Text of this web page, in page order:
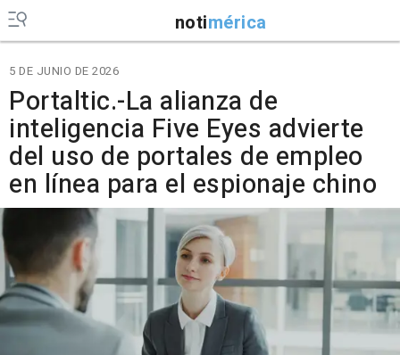
notimérica
5 DE JUNIO DE 2026
Portaltic.-La alianza de
inteligencia Five Eyes advierte
del uso de portales de empleo
en línea para el espionaje chino